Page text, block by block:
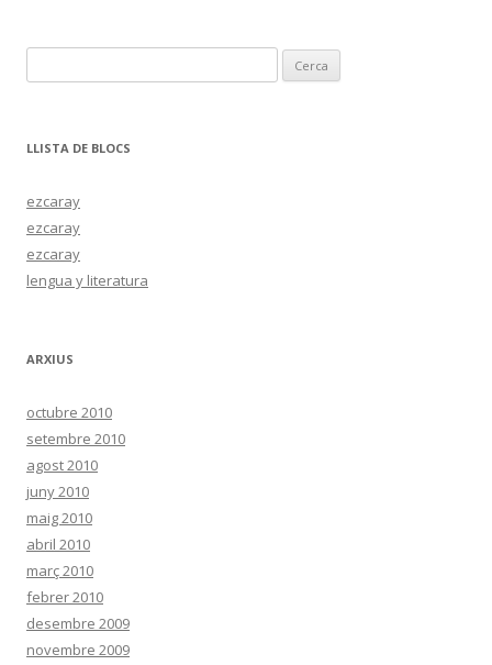
e
cLLISTA DE BLOCS
ezcaray
ezcaray
ezcaray
lengua y literatura
ARXIUS
octubre 2010
setembre 2010
agost 2010
juny 2010
maig 2010
abril 2010
març 2010
febrer 2010
desembre 2009
novembre 2009